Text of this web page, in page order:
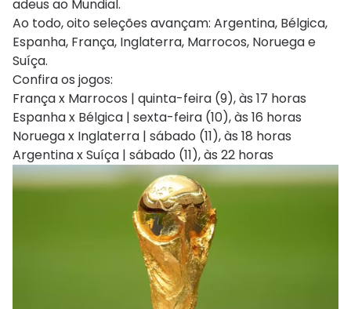
adeus ao Mundial.
Ao todo, oito seleções avançam: Argentina, Bélgica,
Espanha, França, Inglaterra, Marrocos, Noruega e
Suíça.
Confira os jogos:
França x Marrocos | quinta-feira (9), às 17 horas
Espanha x Bélgica | sexta-feira (10), às 16 horas
Noruega x Inglaterra | sábado (11), às 18 horas
Argentina x Suíça | sábado (11), às 22 horas